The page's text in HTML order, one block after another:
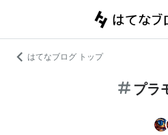
はてなブログ トップ
プラ